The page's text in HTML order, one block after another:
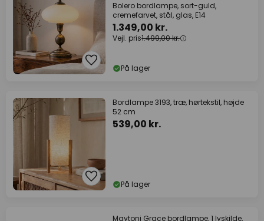
Bolero bordlampe, sort-guld,
cremefarvet, stål, glas, E14
1.349,00 kr.
Vejl. pris1.499,00 kr.
På lager
Bordlampe 3193, træ, hørtekstil, højde
52 cm
539,00 kr.
På lager
Maytoni Grace bordlampe, 1 lyskilde,